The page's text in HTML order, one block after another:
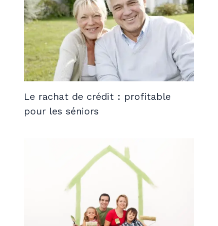
Le rachat de crédit : profitable
pour les séniors